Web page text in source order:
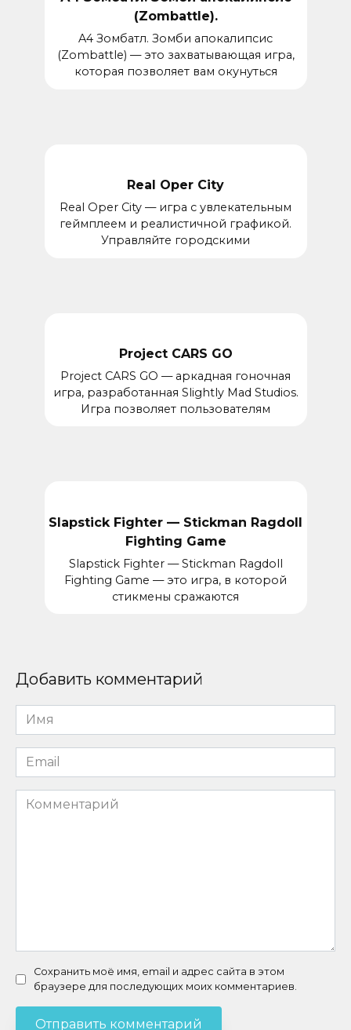
(Zombattle).
A4 Зомбатл. Зомби апокалипсис
(Zombattle) — это захватывающая игра,
которая позволяет вам окунуться
Real Oper City
Real Oper City — игра с увлекательным
геймплеем и реалистичной графикой.
Управляйте городскими
Project CARS GO
Project CARS GO — аркадная гоночная
игра, разработанная Slightly Mad Studios.
Игра позволяет пользователям
Slapstick Fighter — Stickman Ragdoll
Fighting Game
Slapstick Fighter — Stickman Ragdoll
Fighting Game — это игра, в которой
стикмены сражаются
Добавить комментарий
Имя
*
Email
*
Комментарий
Сохранить моё имя, email и адрес сайта в этом
браузере для последующих моих комментариев.